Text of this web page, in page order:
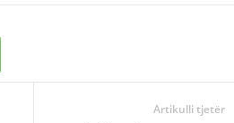
Artikulli tjetër